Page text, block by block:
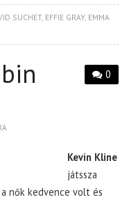
SUCHET, EFFIE GRAY, EMMA
0
Kevin Kline
játssza
nők kedvence volt és